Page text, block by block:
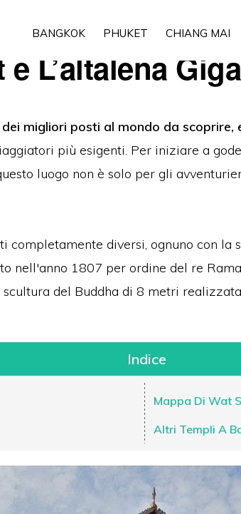
BANGKOK PHUKET CHIANG MAI
L’altalena
dei migliori posti al mondo da scoprire,
più esigenti. Per iniziare a
luogo non è solo per gli
completamente diversi, ognuno con la
nell'anno 1807 per ordine del re
del Buddha di 8 metri
Indice
Mappa Di Wat
Altri Templi A